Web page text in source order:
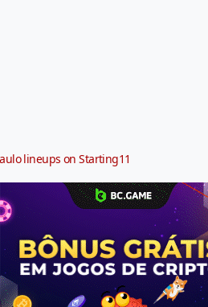
lineups on Starting11